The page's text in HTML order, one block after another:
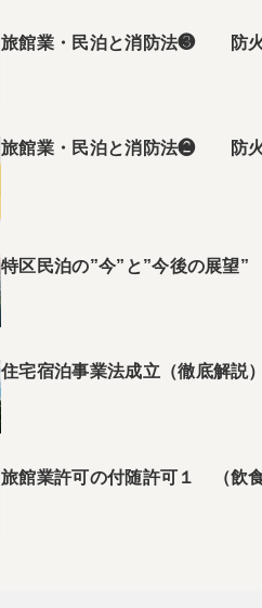
旅館業・民泊と消防法❸ 防火
旅館業・民泊と消防法❷ 防火
特区民泊の”今”と”今後の展望”
住宅宿泊事業法成立（徹底解説
旅館業許可の付随許可１ （飲